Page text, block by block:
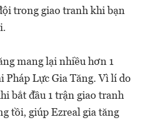
trong giao tranh khi bạn
mang lại nhiều hơn 1
Pháp Lực Gia Tăng. Vì lí do
bắt đầu 1 trận giao tranh
tồi, giúp Ezreal gia tăng